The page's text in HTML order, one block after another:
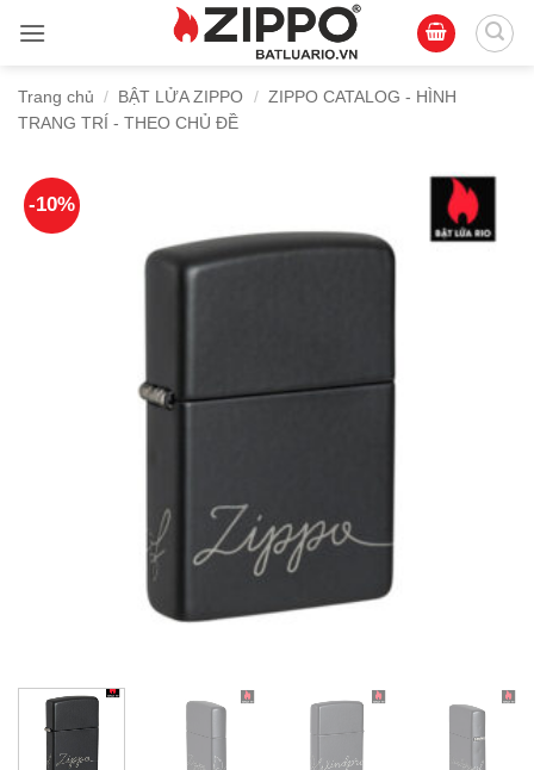
qua
dungTrang chủ / BẬT LỬA ZIPPO / ZIPPO CATALOG - HÌNH
TRANG TRÍ - THEO CHỦ ĐỀ
-10%